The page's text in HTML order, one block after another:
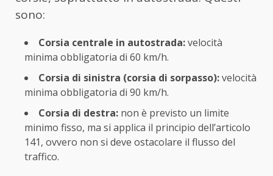
sono:
Corsia centrale in autostrada:velocità
minima obbligatoria di 60 km/h.
Corsia di sinistra (corsia di sorpasso):velocità
minima obbligatoria di 90 km/h.
Corsia di destra: non è previsto un limite
minimo fisso, ma si applica il principio dell’articolo
141, ovvero non si deve ostacolare il flusso del
traffico.